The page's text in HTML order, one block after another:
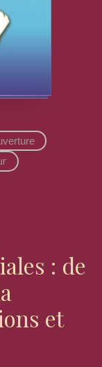
: de
et